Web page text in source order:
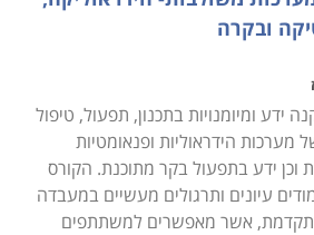
ובקרה
ידע ומיומנויות בתכנון, תפעול, טיפול
מערכות הידראוליות ופנאומטיות
וכן ידע בתפעול בקר מתוכנת. הקורס
עיונים ותרגולים מעשיים במעבדה
מתקדמת, אשר מאפשרים למשתתפים